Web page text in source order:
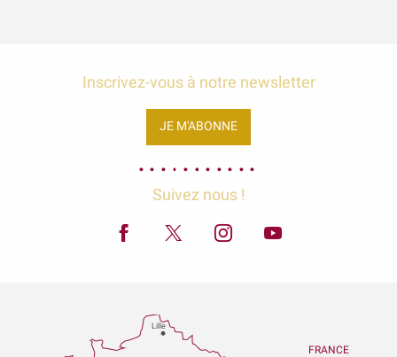
Inscrivez-vous à notre newsletter
JE M'ABONNE
Suivez nous !
Lille
FRANCE